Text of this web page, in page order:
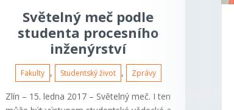
Světelný meč podle
studenta procesního
inženýrství
Fakulty , Studentský život , Zprávy
Zlín – 15. ledna 2017 – Světelný meč. I ten